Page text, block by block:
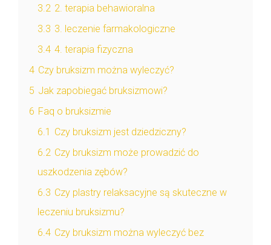
3.2 2. terapia behawioralna
3.3 3. leczenie farmakologiczne
3.4 4. terapia fizyczna
4 Czy bruksizm można wyleczyć?
5 Jak zapobiegać bruksizmowi?
6 Faq o bruksizmie
6.1 Czy bruksizm jest dziedziczny?
6.2 Czy bruksizm może prowadzić do
uszkodzenia zębów?
6.3 Czy plastry relaksacyjne są skuteczne w
leczeniu bruksizmu?
6.4 Czy bruksizm można wyleczyć bez